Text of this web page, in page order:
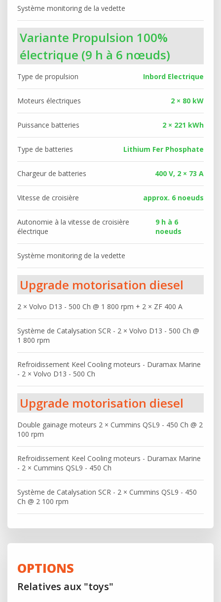
Système monitoring de la vedette
Variante Propulsion 100%
électrique (9 h à 6 nœuds)
Type de propulsion Inbord Electrique
Moteurs électriques 2 × 80 kW
Puissance batteries 2 × 221 kWh
Type de batteries Lithium Fer Phosphate
Chargeur de batteries 400 V, 2 × 73 A
Vitesse de croisière approx. 6 noeuds
Autonomie à la vitesse de croisière
électrique
9 h à 6
noeuds
Système monitoring de la vedette
Upgrade motorisation diesel
2 × Volvo D13 - 500 Ch @ 1 800 rpm + 2 × ZF 400 A
Système de Catalysation SCR - 2 × Volvo D13 - 500 Ch @
1 800 rpm
Refroidissement Keel Cooling moteurs - Duramax Marine
- 2 × Volvo D13 - 500 Ch
Upgrade motorisation diesel
Double gainage moteurs 2 × Cummins QSL9 - 450 Ch @ 2
100 rpm
Refroidissement Keel Cooling moteurs - Duramax Marine
- 2 × Cummins QSL9 - 450 Ch
Système de Catalysation SCR - 2 × Cummins QSL9 - 450
Ch @ 2 100 rpm
OPTIONS
Relatives aux "toys"